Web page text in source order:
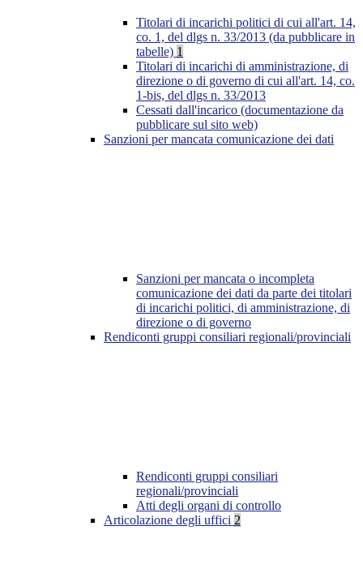
Titolari di incarichi politici di cui all'art. 14,
co. 1, del dlgs n. 33/2013 (da pubblicare in
tabelle) 1
Titolari di incarichi di amministrazione, di
direzione o di governo di cui all'art. 14, co.
1-bis, del dlgs n. 33/2013
Cessati dall'incarico (documentazione da
pubblicare sul sito web)
Sanzioni per mancata comunicazione dei dati
Sanzioni per mancata o incompleta
comunicazione dei dati da parte dei titolari
di incarichi politici, di amministrazione, di
direzione o di governo
Rendiconti gruppi consiliari regionali/provinciali
Rendiconti gruppi consiliari
regionali/provinciali
Atti degli organi di controllo
Articolazione degli uffici 2